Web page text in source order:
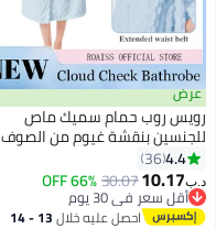
عرض
رويس روب حمام سميك ماص
للجنسين بنقشة غيوم من الصوف
المرجاني، مزود بغطاء رأس وجيبين
أماميين ورباط خصر قابل للتعديل،
خفيف الوزن وناعم ولا يتساقط،
مصنوع من صوف مرجاني عالي
4.4
36
د.ب‏10.17
30.07
66% OFF
أقل سعر في 30 يوم
أقل سعر في 30 يوماحصل عليه خلال 13 - 14